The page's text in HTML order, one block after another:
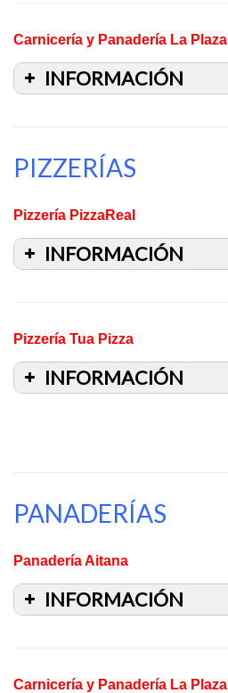
Carnicería y Panadería La Plaza
INFORMACIÓN
PIZZERÍAS
Pizzería PizzaReal
INFORMACIÓN
Pizzería Tua Pizza
INFORMACIÓN
PANADERÍAS
Panadería Aitana
INFORMACIÓN
Carnicería y Panadería La Plaza